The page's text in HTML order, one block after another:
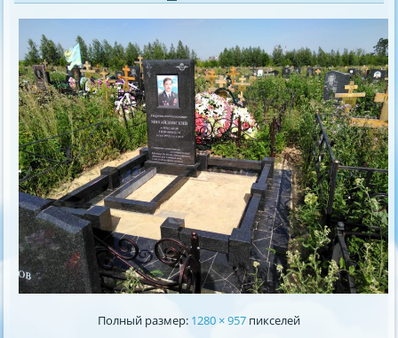
Полный размер: 1280 × 957 пикселей